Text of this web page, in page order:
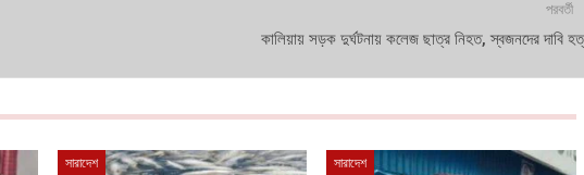
পরবর্তী
কালিয়ায় সড়ক দুর্ঘটনায় কলেজ ছাত্র নিহত, স্বজনদের দাবি
সারাদেশ সারাদেশ